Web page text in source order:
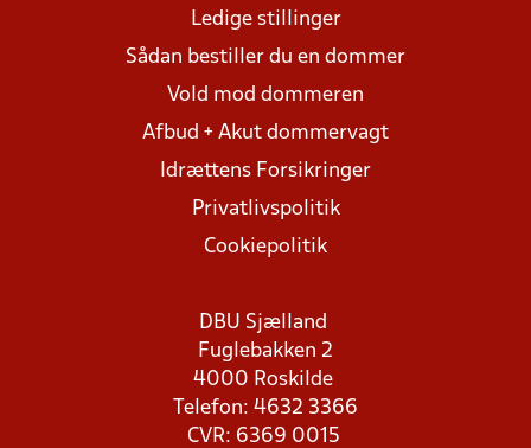
Ledige stillinger
Sådan bestiller du en dommer
Vold mod dommeren
Afbud + Akut dommervagt
Idrættens Forsikringer
Privatlivspolitik
Cookiepolitik
DBU Sjælland
Fuglebakken 2
4000 Roskilde
Telefon: 4632 3366
CVR: 6369 0015